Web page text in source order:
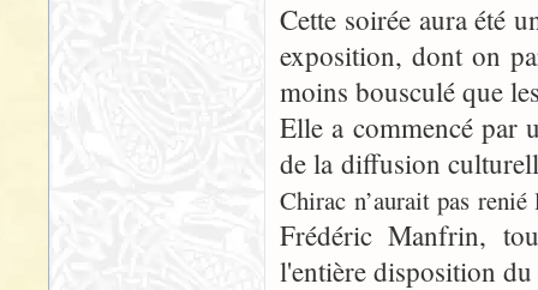
Cette soirée aura été
exposition, dont on
moins bousculé que
Elle a commencé par
de la diffusion
Chirac n’aurait pas
Frédéric Manfrin,
l'entière disposition